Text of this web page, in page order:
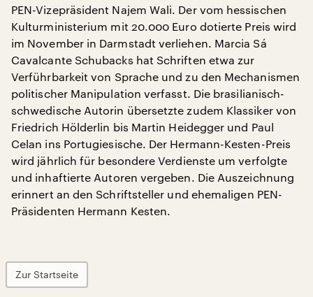
PEN-Vizepräsident Najem Wali. Der vom hessischen
Kulturministerium mit 20.000 Euro dotierte Preis wird
im November in Darmstadt verliehen. Marcia Sá
Cavalcante Schubacks hat Schriften etwa zur
Verführbarkeit von Sprache und zu den Mechanismen
politischer Manipulation verfasst. Die brasilianisch-
schwedische Autorin übersetzte zudem Klassiker von
Friedrich Hölderlin bis Martin Heidegger und Paul
Celan ins Portugiesische. Der Hermann-Kesten-Preis
wird jährlich für besondere Verdienste um verfolgte
und inhaftierte Autoren vergeben. Die Auszeichnung
erinnert an den Schriftsteller und ehemaligen PEN-
Präsidenten Hermann Kesten.
Zur Startseite